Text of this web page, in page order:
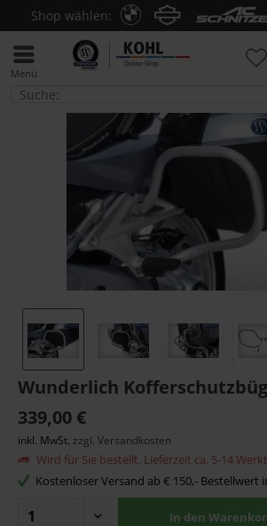
Shop wählen:
Menü
R 1200 RT LC
Wunderlich
339,00 €
inkl. MwSt. zzgl. Versandkosten
Wird für Sie bestellt. Lieferzeit ca. 5-14
Kostenloser Versand ab € 150,- Bestellwert
In den